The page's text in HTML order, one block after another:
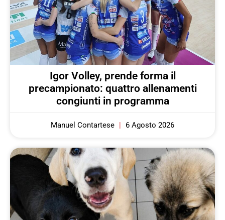
Igor Volley, prende forma il
precampionato: quattro allenamenti
congiunti in programma
Manuel Contartese 6 Agosto 2026